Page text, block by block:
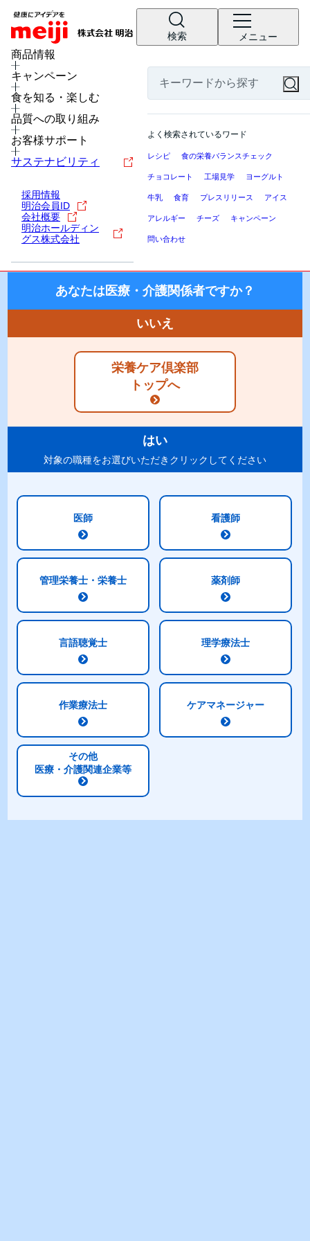
検索 メニュー
商品情報
キャンペーン
食を知る・楽しむ
品質への取り組み
お客様サポート
サステナビリティ
採用情報
明治会員ID
会社概要
明治ホールディン
グス株式会社
よく検索されているワード
レシピ 食の栄養バランスチェック
チョコレート 工場見学 ヨーグルト
牛乳 食育 プレスリリース アイス
アレルギー チーズ キャンペーン
問い合わせ
「発酵乳が持つ栄養のチカラ」に
注目した流動食
− 流動食シリーズ −
商品一覧
特別な栄養管理が
− 流動食シリーズ −
商品一覧
使用したい場合に
物性調整
− 流動食シリーズ −
商品一覧
栄養を摂りたい方に
明治メイバランス
− 流動食シリーズ −
商品一覧
液状・ゼリー状等の
栄養食品やとろみ調整食品
食事サポート
− 食品シリーズ −
医療・介護関係者の皆様へ
ここから先の「meiji Nutrition Info（明治ニュートリション
インフォ）」では、日本国内の医療機関・施設にお勤めの医
療・介護関係者（医師・薬剤師・看護師・栄養士・ケアマネ
ージャー等）を対象に、製品を適正にご使用いただくための
国外の医療・介護関係者、一般の方に対する情報提供を目的
としたものではございませんので、ご了承ください。
あなたは医療・介護関係者ですか？
いいえ
栄養ケア倶楽部
トップへ
はい
対象の職種をお選びいただきクリックしてください
医師 看護師
管理栄養士・栄養士 薬剤師
言語聴覚士 理学療法士
作業療法士 ケアマネージャー
その他
医療・介護関連企業等